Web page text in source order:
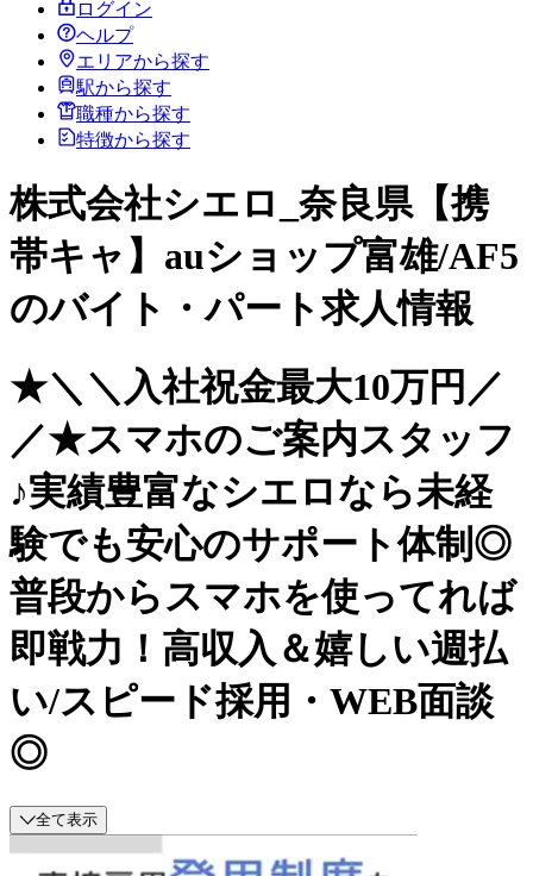
ログイン
ヘルプ
エリアから探す
駅から探す
職種から探す
特徴から探す
株式会社シエロ_奈良県【携
帯キャ】auショップ富雄/AF5
のバイト・パート求人情報
★＼＼入社祝金最大10万円／
／★スマホのご案内スタッフ
♪実績豊富なシエロなら未経
験でも安心のサポート体制◎
普段からスマホを使ってれば
即戦力！高収入＆嬉しい週払
い/スピード採用・WEB面談
◎
全て表示